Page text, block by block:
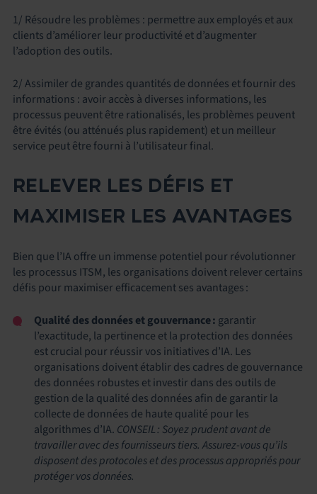
1/ Résoudre les problèmes : permettre aux employés et aux
clients d’améliorer leur productivité et d’augmenter
l’adoption des outils.
2/ Assimiler de grandes quantités de données et fournir des
informations : avoir accès à diverses informations, les
processus peuvent être rationalisés, les problèmes peuvent
être évités (ou atténués plus rapidement) et un meilleur
service peut être fourni à l’utilisateur final.
RELEVER LES DÉFIS ET
MAXIMISER LES AVANTAGES
Bien que l’IA offre un immense potentiel pour révolutionner
les processus ITSM, les organisations doivent relever certains
défis pour maximiser efficacement ses avantages :
Qualité des données et gouvernance : garantir
l’exactitude, la pertinence et la protection des données
est crucial pour réussir vos initiatives d’IA. Les
organisations doivent établir des cadres de gouvernance
des données robustes et investir dans des outils de
gestion de la qualité des données afin de garantir la
collecte de données de haute qualité pour les
algorithmes d’IA. CONSEIL : Soyez prudent avant de
travailler avec des fournisseurs tiers. Assurez-vous qu’ils
disposent des protocoles et des processus appropriés pour
protéger vos données.